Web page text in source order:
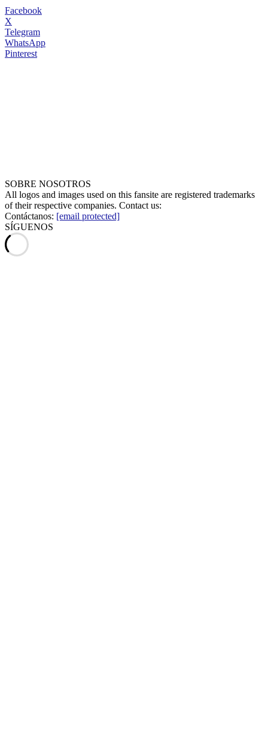
Facebook
X
Telegram
WhatsApp
Pinterest
SOBRE NOSOTROS
All logos and images used on this fansite are registered trademarks
of their respective companies. Contact us:
Contáctanos: [email protected]
SÍGUENOS